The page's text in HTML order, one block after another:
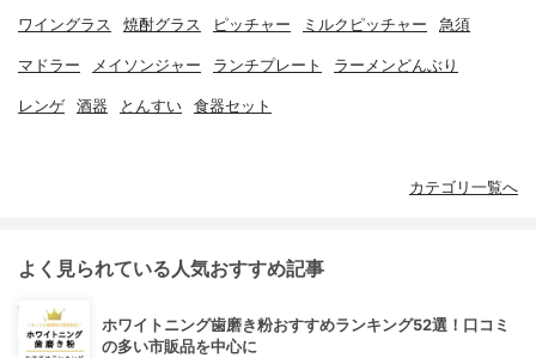
ワイングラス 焼酎グラス ピッチャー ミルクピッチャー 急須
マドラー メイソンジャー ランチプレート ラーメンどんぶり
レンゲ 酒器 とんすい 食器セット
カテゴリ一覧へ
よく見られている人気おすすめ記事
ホワイトニング歯磨き粉おすすめランキング52選！口コミ
の多い市販品を中心に